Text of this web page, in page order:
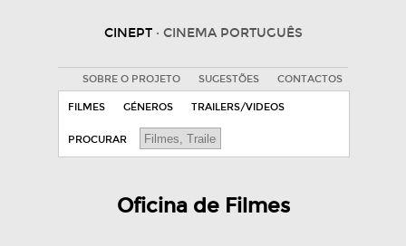
CINEPT · CINEMA PORTUGUÊS
SOBRE O PROJETO SUGESTÕES CONTACTOS
FILMES GÉNEROS TRAILERS/VIDEOS
PROCURAR
Oficina de Filmes